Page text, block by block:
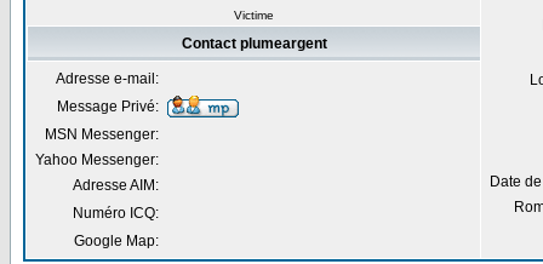
Victime
Date
Contact plumeargent
Adresse e-mail:
Message Privé:
MSN Messenger:
Yahoo Messenger:
Adresse AIM:
Numéro ICQ:
Google Map: